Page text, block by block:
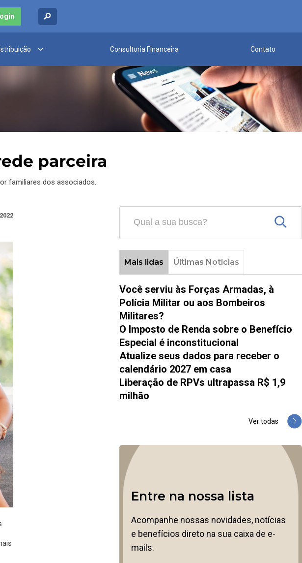
Consultoria Financeira Contato
parceira
familiares dos associados.
Mais lidas Últimas Notícias
Você serviu às Forças Armadas, à
Polícia Militar ou aos Bombeiros
Militares?
O Imposto de Renda sobre o Benefício
Especial é inconstitucional
Atualize seus dados para receber o
calendário 2027 em casa
Liberação de RPVs ultrapassa R$ 1,9
milhão
Ver todas
Entre na nossa lista
Acompanhe nossas novidades, notícias
e benefícios direto na sua caixa de e-
mails.